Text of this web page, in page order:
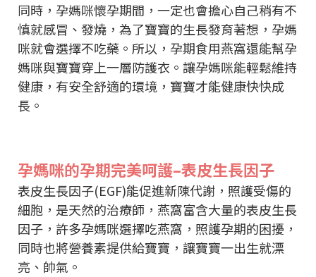
同時，孕媽咪懷孕期間，一定也會擔心自己稍有不
慎就感冒、發燒，為了寶寶的生長發育著想，孕媽
咪就會選擇不吃藥。所以，孕期食用燕窩還能幫孕
媽咪與寶寶穿上一層防護衣。讓孕媽咪能輕鬆維持
健康，有安全舒適的環境，寶寶才能健康快快成
長。
孕媽咪的孕期完美呵護–表皮生長因子
表皮生長因子(EGF)能促進新陳代謝，照護受傷的
細胞，是天然的治療師，燕窩富含大量的表皮生長
因子，許多孕媽咪選擇吃燕窩，照護孕期的困擾，
同時也將營養素提供給寶寶，讓寶寶一出生就漂
亮、帥氣。